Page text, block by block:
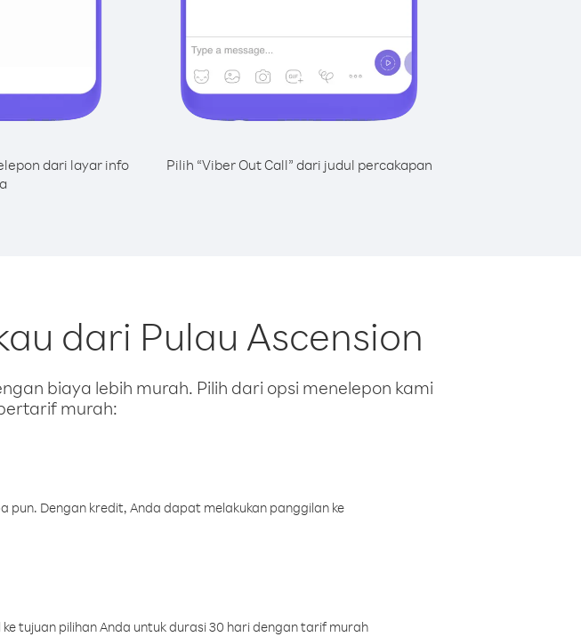
dari layar info
Pilih “Viber Out Call” dari judul percakapan
dari Pulau Ascension
biaya lebih murah. Pilih dari opsi menelepon kami
murah:
pun. Dengan kredit, Anda dapat melakukan panggilan ke
tujuan pilihan Anda untuk durasi 30 hari dengan tarif murah